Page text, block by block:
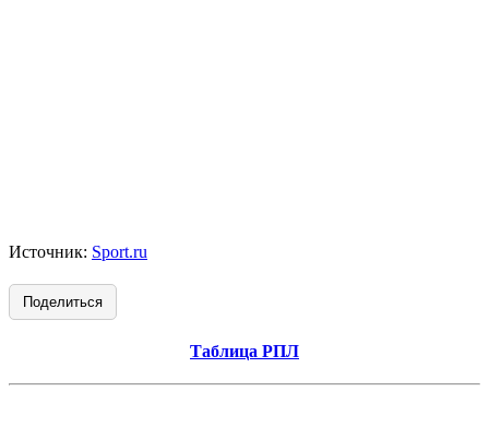
Источник: Sport.ru
Поделиться
Таблица РПЛ